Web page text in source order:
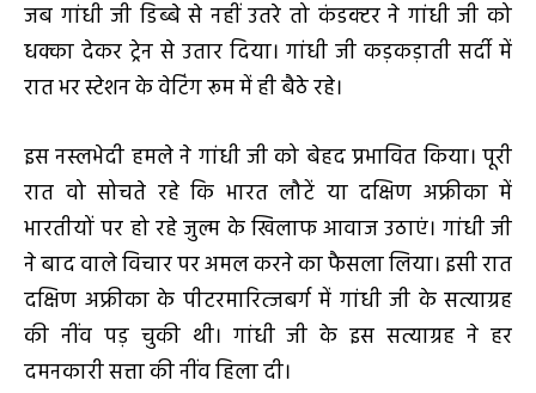
जब गांधी जी डिब्बे से नहीं उतरे तो कंडक्टर ने गांधी जी को
धक्का देकर ट्रेन से उतार दिया। गांधी जी कड़कड़ाती सर्दी में
रात भर स्टेशन के वेटिंग रूम में ही बैठे रहे।
इस नस्लभेदी हमले ने गांधी जी को बेहद प्रभावित किया। पूरी
रात वो सोचते रहे कि भारत लौटें या दक्षिण अफ्रीका में
भारतीयों पर हो रहे जुल्म के खिलाफ आवाज उठाएं। गांधी जी
ने बाद वाले विचार पर अमल करने का फैसला लिया। इसी रात
दक्षिण अफ्रीका के पीटरमारित्जबर्ग में गांधी जी के सत्याग्रह
की नींव पड़ चुकी थी। गांधी जी के इस सत्याग्रह ने हर
दमनकारी सत्ता की नींव हिला दी।